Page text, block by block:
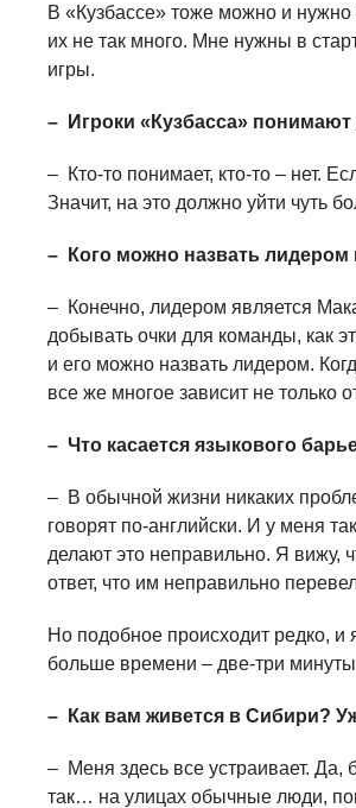
В «Кузбассе» тоже можно и
их не так много. Мне нужны в
игры.
– Игроки «Кузбасса»
– Кто-то понимает, кто-то – нет.
Значит, на это должно уйти чуть
– Кого можно назвать лидером
– Конечно, лидером является
добывать очки для команды, как
и его можно назвать лидером.
все же многое зависит не только
– Что касается языкового
– В обычной жизни никаких
говорят по-английски. И у меня
делают это неправильно. Я вижу,
ответ, что им неправильно
Но подобное происходит редко,
больше времени – две-три
– Как вам живется в Сибири?
– Меня здесь все устраивает. Да,
так… на улицах обычные люди,